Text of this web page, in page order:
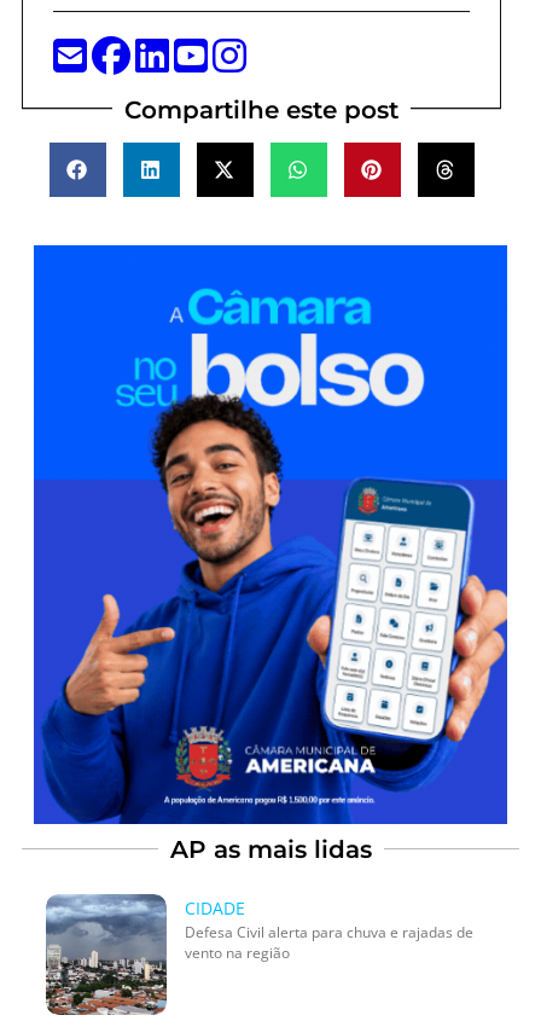
Compartilhe este post
AP as mais lidas
CIDADE
Defesa Civil alerta para chuva e rajadas de
vento na região